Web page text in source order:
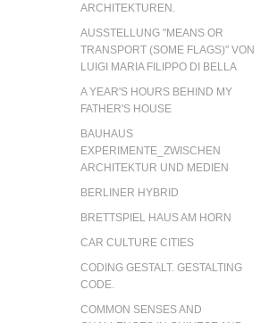
ARCHITEKTUREN.
AUSSTELLUNG "MEANS OR
TRANSPORT (SOME FLAGS)" VON
LUIGI MARIA FILIPPO DI BELLA
A YEAR'S HOURS BEHIND MY
FATHER'S HOUSE
BAUHAUS
EXPERIMENTE_ZWISCHEN
ARCHITEKTUR UND MEDIEN
BERLINER HYBRID
BRETTSPIEL HAUS AM HORN
CAR CULTURE CITIES
CODING GESTALT. GESTALTING
CODE.
COMMON SENSES AND